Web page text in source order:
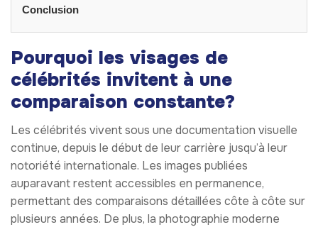
Conclusion
Pourquoi les visages de
célébrités invitent à une
comparaison constante?
Les célébrités vivent sous une documentation visuelle
continue, depuis le début de leur carrière jusqu’à leur
notoriété internationale. Les images publiées
auparavant restent accessibles en permanence,
permettant des comparaisons détaillées côte à côte sur
plusieurs années. De plus, la photographie moderne